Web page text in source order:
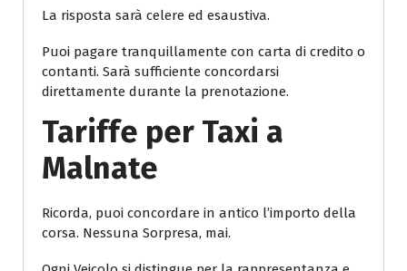
La risposta sarà celere ed esaustiva.
Puoi pagare tranquillamente con carta di credito o
contanti. Sarà sufficiente concordarsi
direttamente durante la prenotazione.
Tariffe per Taxi a
Malnate
Ricorda, puoi concordare in antico l’importo della
corsa. Nessuna Sorpresa, mai.